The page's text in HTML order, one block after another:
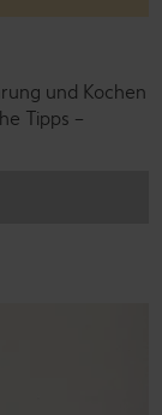
und Kochen
Tipps –